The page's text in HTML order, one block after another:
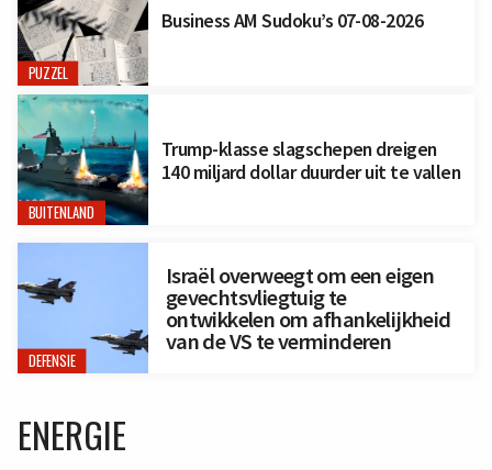
PUZZEL
Business AM Sudoku’s 07-08-2026
BUITENLAND
Trump-klasse slagschepen dreigen
140 miljard dollar duurder uit te vallen
DEFENSIE
Israël overweegt om een eigen
gevechtsvliegtuig te
ontwikkelen om afhankelijkheid
van de VS te verminderen
ENERGIE